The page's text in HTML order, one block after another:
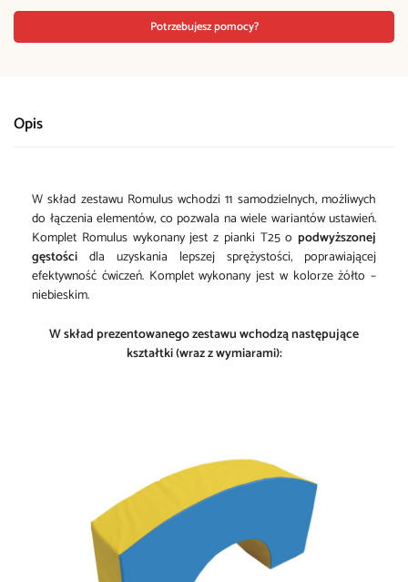
Potrzebujesz pomocy?
Opis
W skład zestawu Romulus wchodzi 11 samodzielnych, możliwych
do łączenia elementów, co pozwala na wiele wariantów ustawień.
Komplet Romulus wykonany jest z pianki T25 o podwyższonej
gęstości dla uzyskania lepszej sprężystości, poprawiającej
efektywność ćwiczeń. Komplet wykonany jest w kolorze żółto –
niebieskim.
W skład prezentowanego zestawu wchodzą następujące
kształtki (wraz z wymiarami):